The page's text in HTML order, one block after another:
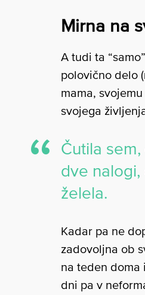
Mirna na
A tudi ta
polovično delo
mama,
svojega
Čutila
dve
želela.
Kadar pa ne
zadovoljna ob
na teden doma
dni pa v